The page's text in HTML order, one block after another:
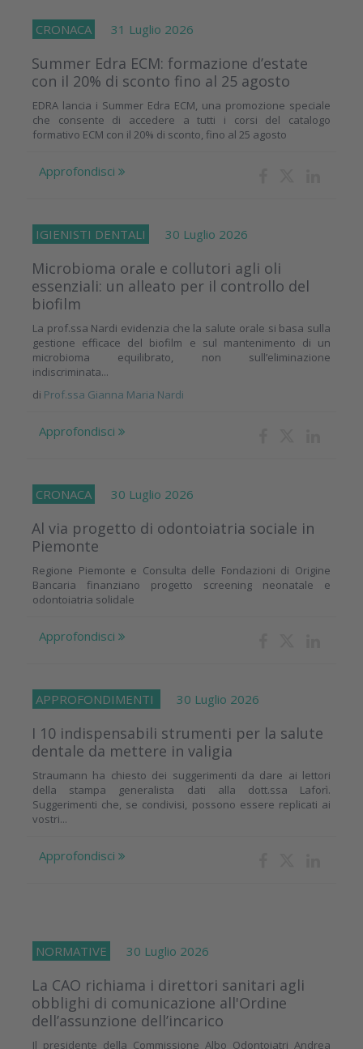
CRONACA 31 Luglio 2026
Summer Edra ECM: formazione d’estate
con il 20% di sconto fino al 25 agosto
EDRA lancia i Summer Edra ECM, una promozione speciale
che consente di accedere a tutti i corsi del catalogo
formativo ECM con il 20% di sconto, fino al 25 agosto
Approfondisci
IGIENISTI DENTALI 30 Luglio 2026
Microbioma orale e collutori agli oli
essenziali: un alleato per il controllo del
biofilm
La prof.ssa Nardi evidenzia che la salute orale si basa sulla
gestione efficace del biofilm e sul mantenimento di un
microbioma equilibrato, non sull’eliminazione
indiscriminata...
di Prof.ssa Gianna Maria Nardi
Approfondisci
CRONACA 30 Luglio 2026
Al via progetto di odontoiatria sociale in
Piemonte
Regione Piemonte e Consulta delle Fondazioni di Origine
Bancaria finanziano progetto screening neonatale e
odontoiatria solidale
Approfondisci
APPROFONDIMENTI 30 Luglio 2026
I 10 indispensabili strumenti per la salute
dentale da mettere in valigia
Straumann ha chiesto dei suggerimenti da dare ai lettori
della stampa generalista dati alla dott.ssa Laforì.
Suggerimenti che, se condivisi, possono essere replicati ai
vostri...
Approfondisci
NORMATIVE 30 Luglio 2026
La CAO richiama i direttori sanitari agli
obblighi di comunicazione all'Ordine
dell’assunzione dell’incarico
Il presidente della Commissione Albo Odontoiatri Andrea